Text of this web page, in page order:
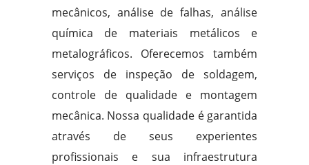
mecânicos, análise de falhas, análise
química de materiais metálicos e
metalográficos. Oferecemos também
serviços de inspeção de soldagem,
controle de qualidade e montagem
mecânica. Nossa qualidade é garantida
através de seus experientes
profissionais e sua infraestrutura